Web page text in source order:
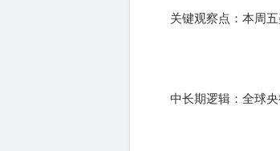
关键观察点：本周五
中长期逻辑：全球央